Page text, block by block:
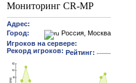
Мониторинг CR-MP